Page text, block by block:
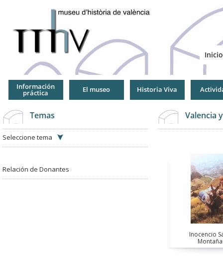
Inicio
Información
práctica El museo Historia Viva
Temas
Seleccione tema
Relación de Donantes
Valencia
Inocencio